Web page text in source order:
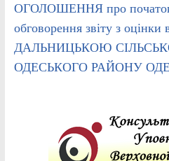
ОГОЛОШЕННЯ про початок
обговорення звіту з оцінки
ДАЛЬНИЦЬКОЮ
ОДЕСЬКОГО РАЙОНУ